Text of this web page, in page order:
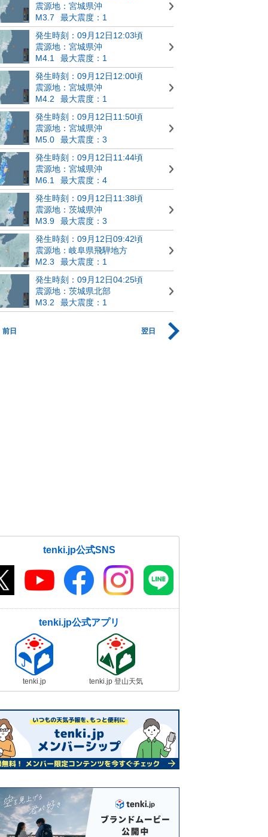
震源地：宮城県沖
M3.7
最大震度：1
発生時刻：09月12日12:03頃
震源地：宮城県沖
M4.1
最大震度：1
発生時刻：09月12日12:00頃
震源地：宮城県沖
M4.2
最大震度：1
発生時刻：09月12日11:50頃
震源地：宮城県沖
M5.0
最大震度：3
発生時刻：09月12日11:44頃
震源地：宮城県沖
M6.1
最大震度：4
発生時刻：09月12日11:38頃
震源地：茨城県沖
M3.9
最大震度：3
発生時刻：09月12日09:42頃
震源地：岐阜県飛騨地方
M2.3
最大震度：1
発生時刻：09月12日04:25頃
震源地：茨城県北部
M3.2
最大震度：1
前日 翌日
tenki.jp公式SNS
tenki.jp公式アプリ
tenki.jp tenki.jp 登山天気